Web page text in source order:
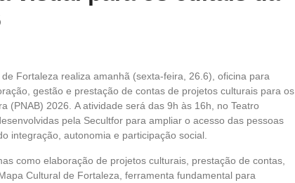
Fortaleza realiza amanhã (sexta-feira, 26.6), oficina para
gestão e prestação de contas de projetos culturais para os
(PNAB) 2026. A atividade será das 9h às 16h, no Teatro
pela Secultfor para ampliar o acesso das pessoas
integração, autonomia e participação social.
como elaboração de projetos culturais, prestação de contas,
Cultural de Fortaleza, ferramenta fundamental para